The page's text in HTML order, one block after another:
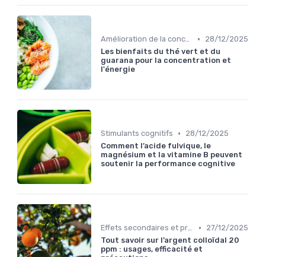
Amélioration de la concentration •
28/12/2025
Les bienfaits du thé vert et du
guarana pour la concentration et
l'énergie
Stimulants cognitifs •
28/12/2025
Comment l’acide fulvique, le
magnésium et la vitamine B peuvent
soutenir la performance cognitive
Effets secondaires et précautions •
27/12/2025
Tout savoir sur l’argent colloïdal 20
ppm : usages, efficacité et